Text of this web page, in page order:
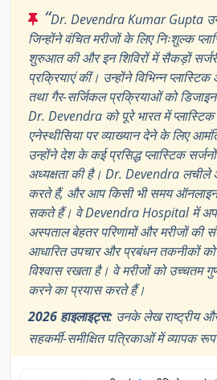
“Dr. Devendra Kumar Gupta
जिन्होंने वंचित मरीजों के लिए निःशुल्क
शुरुआत की और इन शिविरों में सैकड़ों
प्रक्रियाएं कीं। उन्होंने विभिन्न
तथा गैर-सर्जिकल प्रक्रियाओं को
Dr. Devendra को पूरे भारत में प्लास्टिक
एनेस्थीसिया पर व्याख्यान देने के लिए
उन्होंने देश के कई प्रसिद्ध प्लास्टिक
अध्यक्षता की है। Dr. Devendra लचीले
करते हैं, और आप किसी भी समय
सकते हैं। वे Devendra Hospital में
अस्पताल बेहतर परिणामों और मरीजों की
आधारित उपचार और प्रबंधन तकनीकों
विश्वास रखता है। वे मरीजों को उच्चतम
करने का प्रयास करते हैं।
2026 हाइलाइट्स: उनके लेख राष्ट्रीय
सहकर्मी-समीक्षित पत्रिकाओं में व्यापक